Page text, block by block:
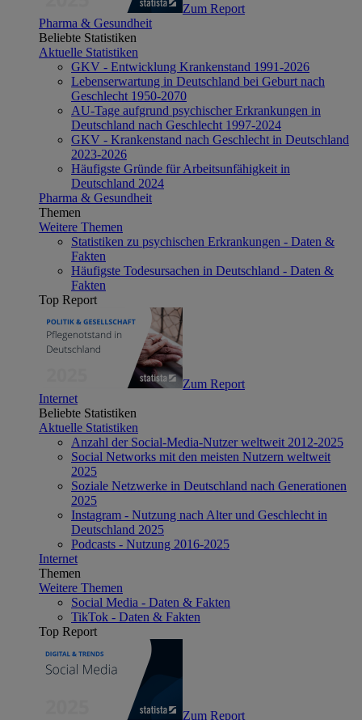
Zum Report
Pharma & Gesundheit
Beliebte Statistiken
Aktuelle Statistiken
GKV - Entwicklung Krankenstand 1991-2026
Lebenserwartung in Deutschland bei Geburt nach
Geschlecht 1950-2070
AU-Tage aufgrund psychischer Erkrankungen in
Deutschland nach Geschlecht 1997-2024
GKV - Krankenstand nach Geschlecht in Deutschland
2023-2026
Häufigste Gründe für Arbeitsunfähigkeit in
Deutschland 2024
Pharma & Gesundheit
Themen
Weitere Themen
Statistiken zu psychischen Erkrankungen - Daten &
Fakten
Häufigste Todesursachen in Deutschland - Daten &
Fakten
Top Report
Zum Report
Internet
Beliebte Statistiken
Aktuelle Statistiken
Anzahl der Social-Media-Nutzer weltweit 2012-2025
Social Networks mit den meisten Nutzern weltweit
2025
Soziale Netzwerke in Deutschland nach Generationen
2025
Instagram - Nutzung nach Alter und Geschlecht in
Deutschland 2025
Podcasts - Nutzung 2016-2025
Internet
Themen
Weitere Themen
Social Media - Daten & Fakten
TikTok - Daten & Fakten
Top Report
Zum Report